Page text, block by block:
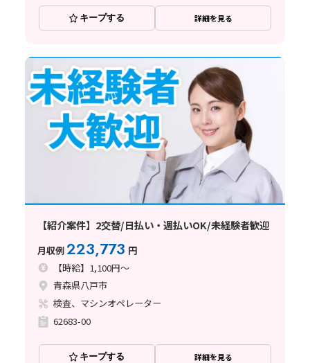
キープする 詳細を見る
【紹介案件】2交替/日払い・週払いOK/未経験者歓迎
月収例223,773 円
【時給】1,100円～
青森県八戸市
検査、マシンオペレーター
62683-00
キープする 詳細を見る